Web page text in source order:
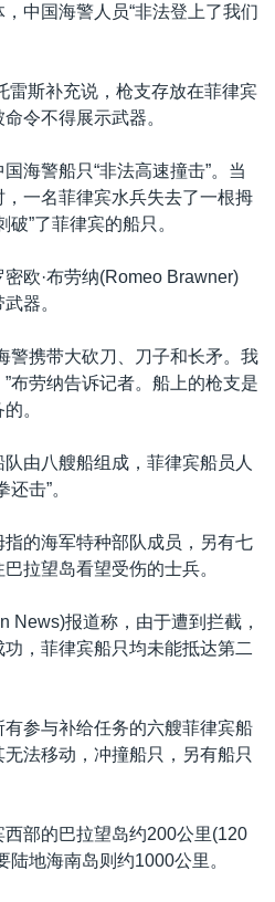
中国海警人员“非法登上了我们
雷斯补充说，枪支存放在菲律宾
令不得展示武器。
海警船只“非法高速撞击”。当
一名菲律宾水兵失去了一根拇
”了菲律宾的船只。
欧·布劳纳(Romeo Brawner)
器。
警携带大砍刀、刀子和长矛。我
布劳纳告诉记者。船上的枪支是
。
由八艘船组成，菲律宾船员人
击”。
的海军特种部队成员，另有七
拉望岛看望受伤的士兵。
News)报道称，由于遭到拦截，
，菲律宾船只均未能抵达第二
参与补给任务的六艘菲律宾船
法移动，冲撞船只，另有船只
部的巴拉望岛约200公里(120
地海南岛则约1000公里。